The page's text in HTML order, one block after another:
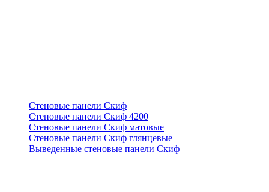
Стеновые панели Скиф
Стеновые панели Скиф 4200
Стеновые панели Скиф матовые
Стеновые панели Скиф глянцевые
Выведенные стеновые панели Скиф